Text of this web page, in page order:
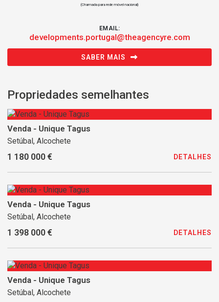
(Chamada para rede móvel nacional)
EMAIL:
developments.portugal@theagencyre.com
SABER MAIS
Propriedades semelhantes
Venda - Unique Tagus
Setúbal, Alcochete
1 180 000 € DETALHES
Venda - Unique Tagus
Setúbal, Alcochete
1 398 000 € DETALHES
Venda - Unique Tagus
Setúbal, Alcochete